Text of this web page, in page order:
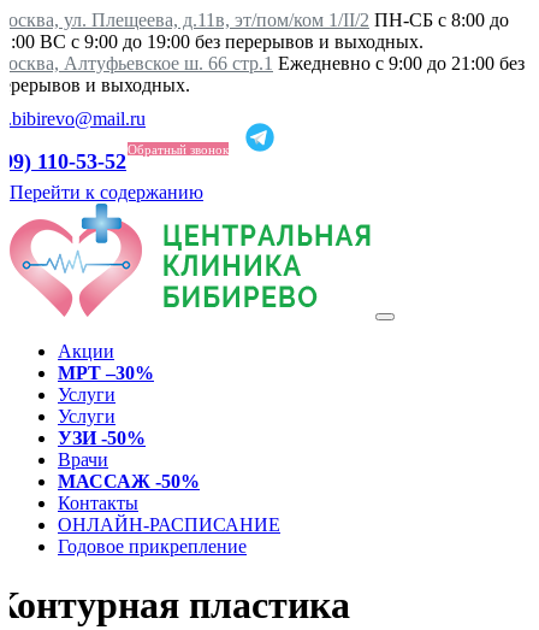
ул. Плещеева, д.11в, эт/пом/ком 1/II/2 ПН-СБ с 8:00 до
ВС с 9:00 до 19:00 без перерывов и выходных.
Алтуфьевское ш. 66 стр.1 Ежедневно с 9:00 до 21:00 без
и выходных.
110-53-52
Обратный звонок
Перейти к содержанию
Акции
МРТ –30%
Услуги
Услуги
УЗИ -50%
Врачи
МАССАЖ -50%
Контакты
ОНЛАЙН-РАСПИСАНИЕ
Годовое прикрепление
пластика